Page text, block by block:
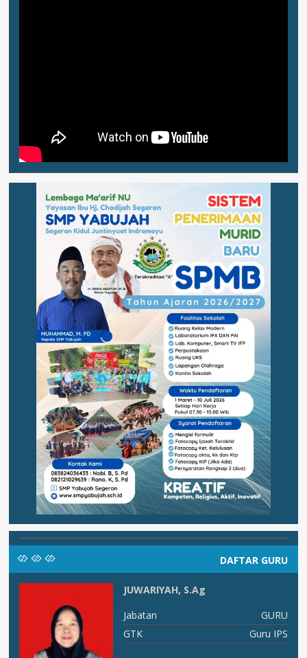
DAFTAR GURU
JUWARIYAH, S.Ag
Jabatan
GURU
GTK
Guru IPS